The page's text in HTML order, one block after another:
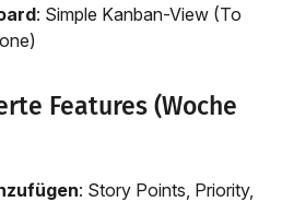
: Simple Kanban-View (To
Features (Woche
: Story Points, Priority,